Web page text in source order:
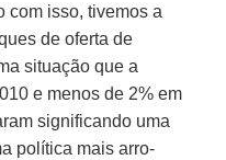
com isso, tivemos a
de oferta de
situação que a
e menos de 2% em
significando uma
política mais arro­